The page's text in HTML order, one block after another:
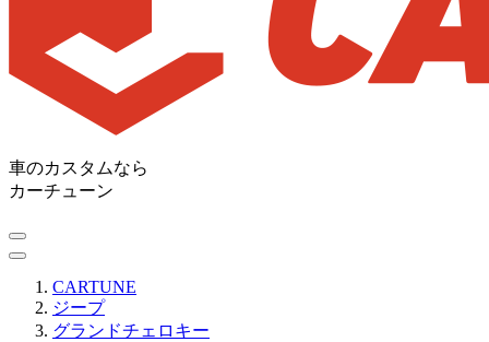
車のカスタムなら
カーチューン
CARTUNE
ジープ
グランドチェロキー